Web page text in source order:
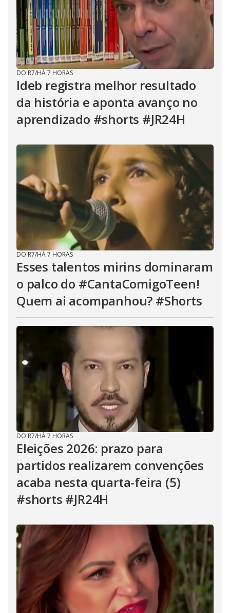
DO R7/HÁ 7 HORAS
Ideb registra melhor resultado
da história e aponta avanço no
aprendizado #shorts #JR24H
DO R7/HÁ 7 HORAS
Esses talentos mirins dominaram
o palco do #CantaComigoTeen!
Quem ai acompanhou? #Shorts
DO R7/HÁ 7 HORAS
Eleições 2026: prazo para
partidos realizarem convenções
acaba nesta quarta-feira (5)
#shorts #JR24H